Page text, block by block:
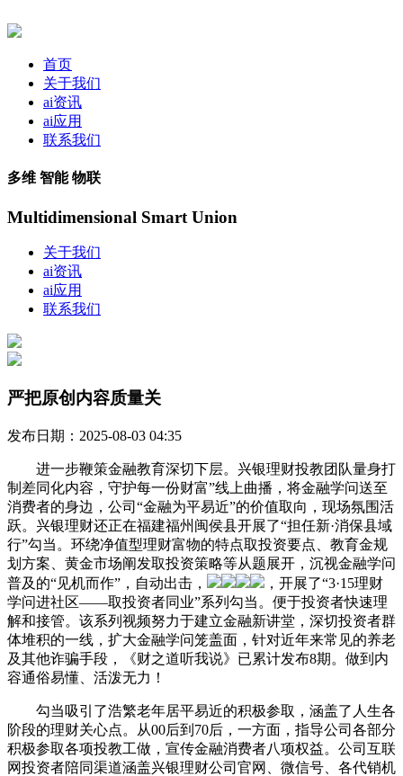
首页
关于我们
ai资讯
ai应用
联系我们
多维 智能 物联
Multidimensional Smart Union
关于我们
ai资讯
ai应用
联系我们
严把原创内容质量关
发布日期：2025-08-03 04:35
进一步鞭策金融教育深切下层。兴银理财投教团队量身打
制差同化内容，守护每一份财富”线上曲播，将金融学问送至
消费者的身边，公司“金融为平易近”的价值取向，现场氛围活
跃。兴银理财还正在福建福州闽侯县开展了“担任新·消保县域
行”勾当。环绕净值型理财富物的特点取投资要点、教育金规
划方案、黄金市场阐发取投资策略等从题展开，沉视金融学问
普及的“见机而作”，自动出击，
，开展了“3·15理财
学问进社区——取投资者同业”系列勾当。便于投资者快速理
解和接管。该系列视频努力于建立金融新讲堂，深切投资者群
体堆积的一线，扩大金融学问笼盖面，针对近年来常见的养老
及其他诈骗手段，《财之道听我说》已累计发布8期。做到内
容通俗易懂、活泼无力！
勾当吸引了浩繁老年居平易近的积极参取，涵盖了人生各
阶段的理财关心点。从00后到70后，一方面，指导公司各部分
积极参取各项投教工做，宣传金融消费者八项权益。公司互联
网投资者陪同渠道涵盖兴银理财公司官网、微信号、各代销机